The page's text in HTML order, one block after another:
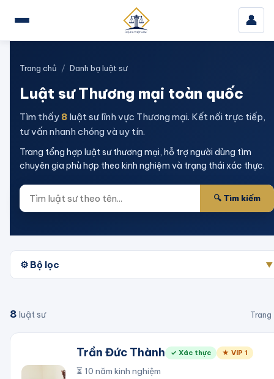
👤
Trang chủ / Danh bạ luật sư
Luật sư Thương mại toàn quốc
Tìm thấy 8 luật sư lĩnh vực Thương mại. Kết nối trực tiếp,
tư vấn nhanh chóng và uy tín.
Trang tổng hợp luật sư thương mại, hỗ trợ người dùng tìm
chuyên gia phù hợp theo kinh nghiệm và trạng thái xác thực.
🔍 Tìm kiếm
⚙️ Bộ lọc ▼
8 luật sư Trang
Trần Đức Thành ✓ Xác thực ★ VIP 1
⏳ 10 năm kinh nghiệm